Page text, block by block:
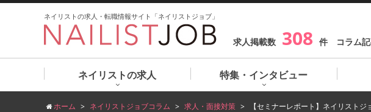
ネイリストの求人・転職情報サイト「ネイリストジョブ」
求人掲載数 308 件 コラム
ネイリストの求人 特集・インタビュー
ホーム ネイリストジョブコラム 求人・面接対策 【セミナーレポート】ネイリスト